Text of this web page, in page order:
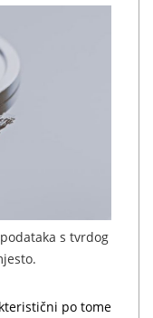
s tvrdog
po tome